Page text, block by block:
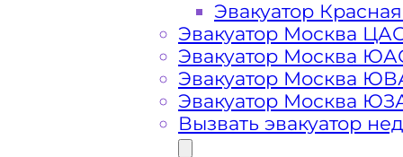
Балашихе
Эвакуатор
Эвакуатор Москва
Эвакуатор Москва
Эвакуатор Москва
Эвакуатор Москва
Вызвать эвакуатор